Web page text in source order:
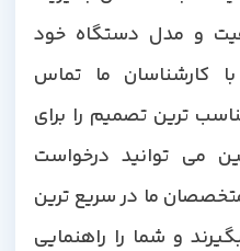
مدل دستگاه خود
ما تماس
ترین تصمیم را برای
توانید درخواست
ما در سریع ترین
و شما را راهنمایی